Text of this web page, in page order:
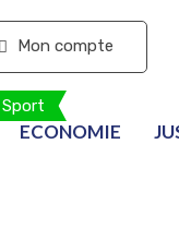
Mon compte
ECONOMIE
Sport